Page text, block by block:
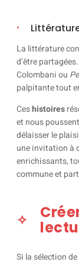
La littérature
d’être
Colombani ou
palpitante tout
Ceshistoires
et nous
délaisser le
une invitation à
enrichissants,
commune et
Si la sélection